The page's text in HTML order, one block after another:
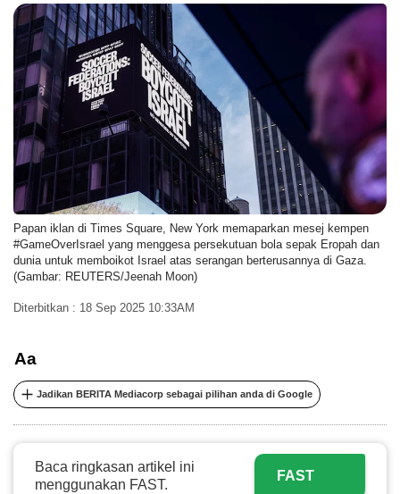
Papan iklan di Times Square, New York memaparkan mesej kempen
#GameOverIsrael yang menggesa persekutuan bola sepak Eropah dan
dunia untuk memboikot Israel atas serangan berterusannya di Gaza.
(Gambar: REUTERS/Jeenah Moon)
Diterbitkan : 18 Sep 2025 10:33AM
Aa
Jadikan BERITA Mediacorp sebagai pilihan anda di Google
Baca ringkasan artikel ini
menggunakan FAST.
FAST
we
want
your
experience
with
Berita
to
be
fast,
secure
and
the
it
be.
continue,
upgrade
to